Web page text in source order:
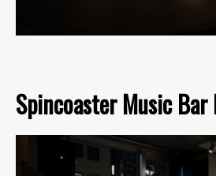
Spincoaster Music Bar